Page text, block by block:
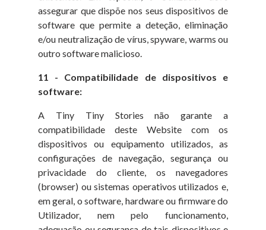
assegurar que dispõe nos seus dispositivos de
software que permite a deteção, eliminação
e/ou neutralização de vírus, spyware, warms ou
outro software malicioso.
11 - Compatibilidade de dispositivos e
software:
A Tiny Tiny Stories não garante a
compatibilidade deste Website com os
dispositivos ou equipamento utilizados, as
configurações de navegação, segurança ou
privacidade do cliente, os navegadores
(browser) ou sistemas operativos utilizados e,
em geral, o software, hardware ou firmware do
Utilizador, nem pelo funcionamento,